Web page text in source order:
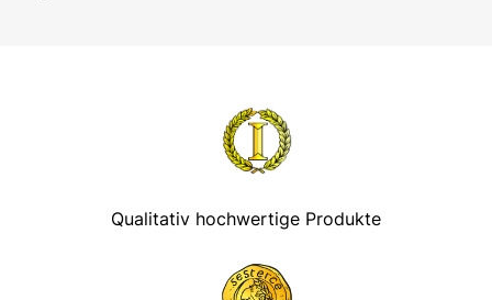
Qualitativ hochwertige Produkte